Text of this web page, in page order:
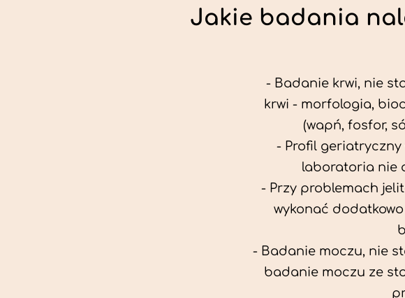
Jakie badania
- Badanie krwi, nie
krwi - morfologia,
(wapń, fosfor,
- Profil
laboratoria nie
- Przy problemach
wykonać
- Badanie moczu, nie
badanie moczu ze